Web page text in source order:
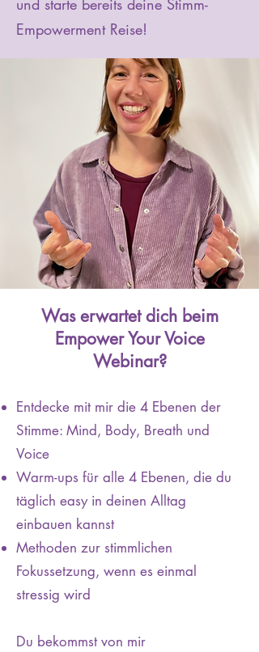
und starte bereits deine Stimm-
Empowerment Reise!
Was erwartet dich beim
Empower Your Voice
Webinar?
Entdecke mit mir die 4 Ebenen der
Stimme: Mind, Body, Breath und
Voice
Warm-ups für alle 4 Ebenen, die du
täglich easy in deinen Alltag
einbauen kannst
Methoden zur stimmlichen
Fokussetzung, wenn es einmal
stressig wird
Du bekommst von mir